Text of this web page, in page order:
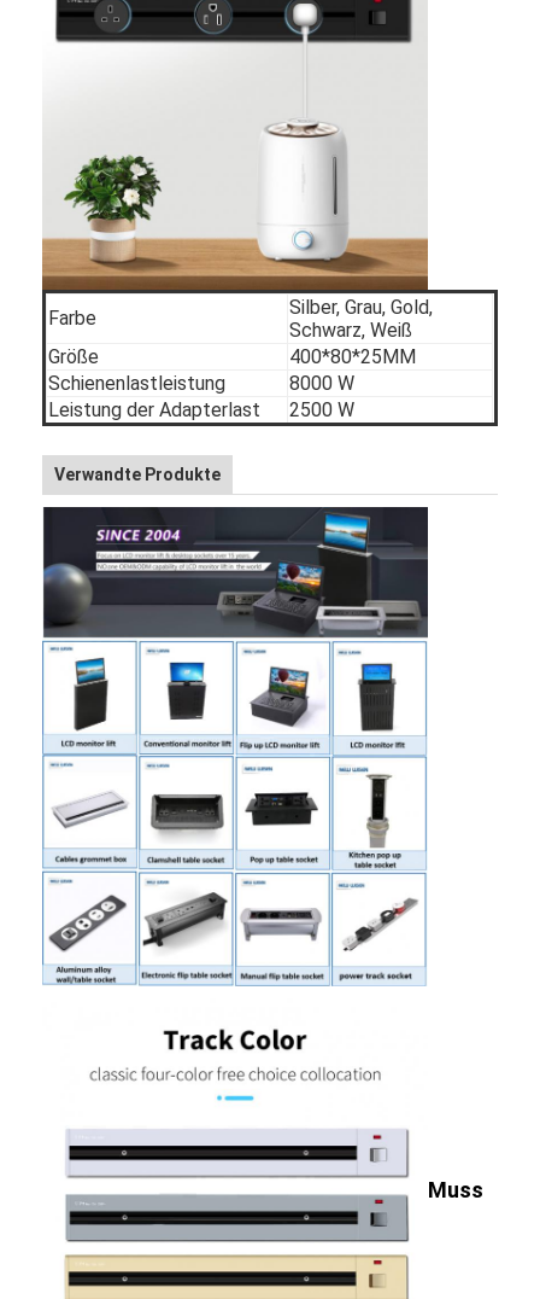
Startseite
Produkte
Über uns
Qualitätskontrolle
Kontakt
Wir Reden Jetzt.
Interaktive Tafeln
Konferenz-System
LCD-Monitorhebe
Aufstehmonitor
Pop-up-Schreibtisch-Socket
Farbe
Silber, Grau, Gold,
Schwarz, Weiß
Größe
400*80*25MM
Schienenlastleistung
8000 W
Leistung der Adapterlast
2500 W
Verwandte Produkte
Muss